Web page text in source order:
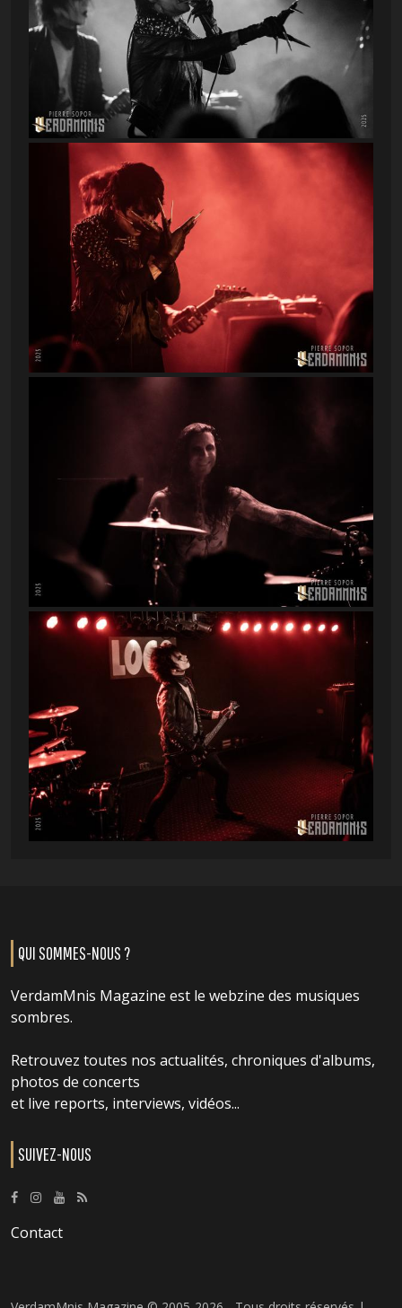
QUI SOMMES-NOUS ?
VerdamMnis Magazine est le webzine des musiques
sombres.
Retrouvez toutes nos actualités, chroniques d'albums,
photos de concerts
et live reports, interviews, vidéos...
SUIVEZ-NOUS
Contact